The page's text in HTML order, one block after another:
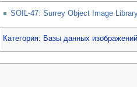
SOIL-47: Surrey Object Image
Категория: Базы данных изображений